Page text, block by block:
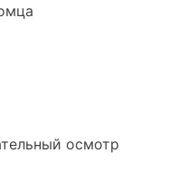
осмотр